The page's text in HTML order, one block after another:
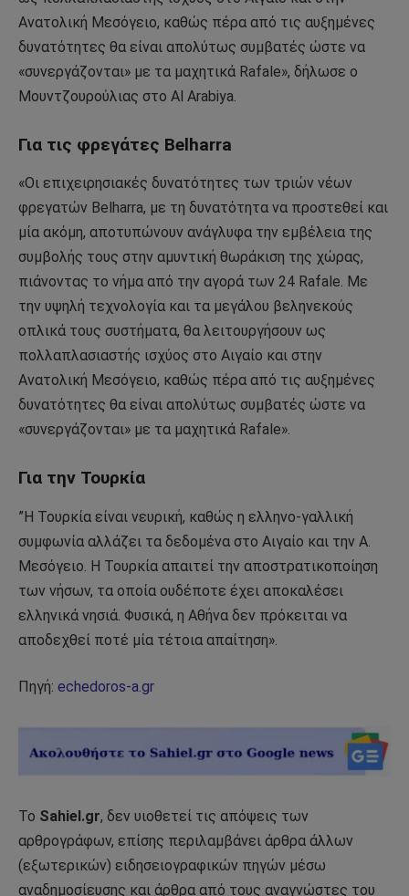
Ανατολική Μεσόγειο, καθώς πέρα από τις αυξημένες
δυνατότητες θα είναι απολύτως συμβατές ώστε να
«συνεργάζονται» με τα μαχητικά Rafale», δήλωσε ο
Μουντζουρούλιας στο Al Arabiya.
Για τις φρεγάτες Βelharra
«Οι επιχειρησιακές δυνατότητες των τριών νέων
φρεγατών Belharra, με τη δυνατότητα να προστεθεί και
μία ακόμη, αποτυπώνουν ανάγλυφα την εμβέλεια της
συμβολής τους στην αμυντική θωράκιση της χώρας,
πιάνοντας το νήμα από την αγορά των 24 Rafale. Με
την υψηλή τεχνολογία και τα μεγάλου βεληνεκούς
οπλικά τους συστήματα, θα λειτουργήσουν ως
πολλαπλασιαστής ισχύος στο Αιγαίο και στην
Ανατολική Μεσόγειο, καθώς πέρα από τις αυξημένες
δυνατότητες θα είναι απολύτως συμβατές ώστε να
«συνεργάζονται» με τα μαχητικά Rafale».
Για την Τουρκία
”Η Τουρκία είναι νευρική, καθώς η ελληνο-γαλλική
συμφωνία αλλάζει τα δεδομένα στο Αιγαίο και την Α.
Μεσόγειο. Η Τουρκία απαιτεί την αποστρατικοποίηση
των νήσων, τα οποία ουδέποτε έχει αποκαλέσει
ελληνικά νησιά. Φυσικά, η Αθήνα δεν πρόκειται να
αποδεχθεί ποτέ μία τέτοια απαίτηση».
Πηγή: echedoros-a.gr
Το Sahiel.gr, δεν υιοθετεί τις απόψεις των
αρθρογράφων, επίσης περιλαμβάνει άρθρα άλλων
(εξωτερικών) ειδησειογραφικών πηγών μέσω
αναδημοσίευσης και άρθρα από τους αναγνώστες του